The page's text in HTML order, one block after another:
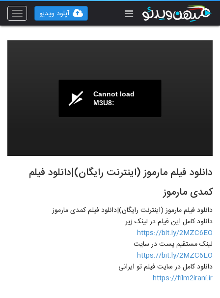
Toggle
آپلود ویدیو
Cannot load
M3U8:
دانلود فیلم مارموز (اینترنت رایگان)|دانلود فیلم
کمدی مارموز
دانلود فیلم مارموز (اینترنت رایگان)|دانلود فیلم کمدی مارموز
دانلود کامل این فیلم در لینک زیر
https://bit.ly/2MZC6EO
لینک مستقیم پست در سایت
https://bit.ly/2MZC6EO
دانلود کامل در سایت فیلم تو ایرانی
https://film2irani.ir